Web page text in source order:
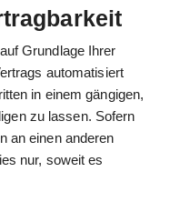
Grundlage Ihrer
automatisiert
in einem gängigen,
zu lassen. Sofern
an einen anderen
nur, soweit es